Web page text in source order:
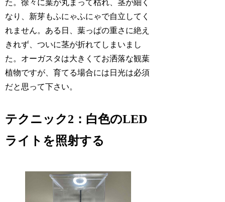
た。徐々に葉が丸まって枯れ、茎が細く
なり、新芽もふにゃふにゃで自立してく
れません。ある日、葉っぱの重さに絶え
きれず、ついに茎が折れてしまいまし
た。オーガスタは大きくてお洒落な観葉
植物ですが、育てる場合には日光は必須
だと思って下さい。
テクニック2：白色のLED
ライトを照射する